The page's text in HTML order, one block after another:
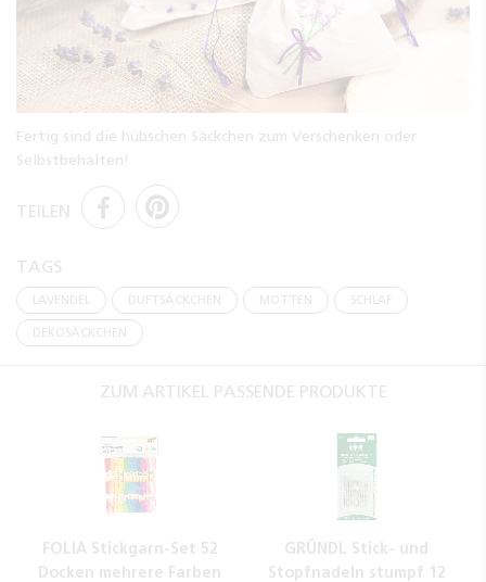
Fertig sind die hübschen Säckchen zum Verschenken oder
Selbstbehalten!
TEILEN
TAGS
LAVENDEL DUFTSÄCKCHEN MOTTEN SCHLAF
DEKOSÄCKCHEN
ZUM ARTIKEL PASSENDE PRODUKTE
FOLIA Stickgarn-Set 52
Docken mehrere Farben
GRÜNDL Stick- und
Stopfnadeln stumpf 12